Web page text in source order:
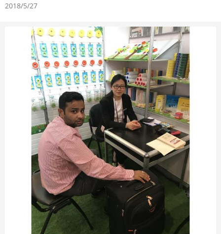
2018/5/27